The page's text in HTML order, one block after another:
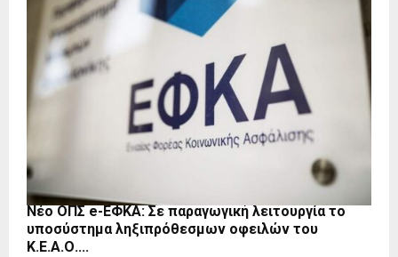
Νέο ΟΠΣ e-ΕΦΚΑ: Σε παραγωγική λειτουργία το
υποσύστημα ληξιπρόθεσμων οφειλών του
Κ.Ε.Α.Ο....